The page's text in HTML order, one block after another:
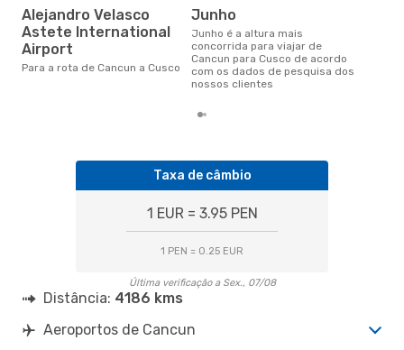
Alejandro Velasco
Astete International
Airport
Para a rota de Cancun a Cusco
junho
junho é a altura mais
concorrida para viajar de
Cancun para Cusco de acordo
com os dados de pesquisa dos
nossos clientes
Taxa de câmbio
1 EUR = 3.95 PEN
1 PEN = 0.25 EUR
Última verificação a Sex., 07/08
Distância: 4186 kms
Aeroportos de Cancun